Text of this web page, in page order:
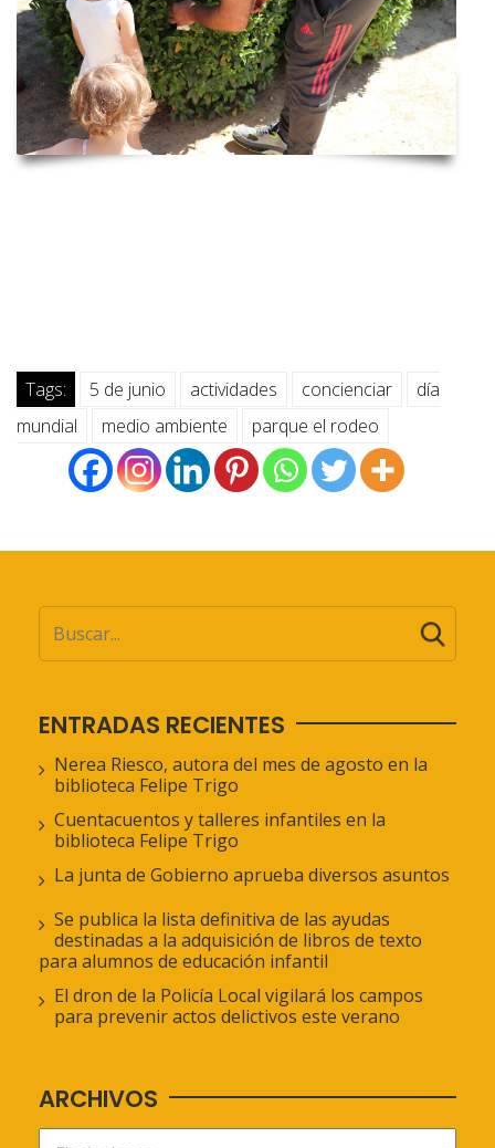
Tags: 5 de junio actividades concienciar
día
mundial
medio ambiente parque el rodeo
ENTRADAS RECIENTES
Nerea Riesco, autora del mes de agosto en la
biblioteca Felipe Trigo
Cuentacuentos y talleres infantiles en la
biblioteca Felipe Trigo
La junta de Gobierno aprueba diversos asuntos
Se publica la lista definitiva de las ayudas
destinadas a la adquisición de libros de texto
para alumnos de educación infantil
El dron de la Policía Local vigilará los campos
para prevenir actos delictivos este verano
ARCHIVOS